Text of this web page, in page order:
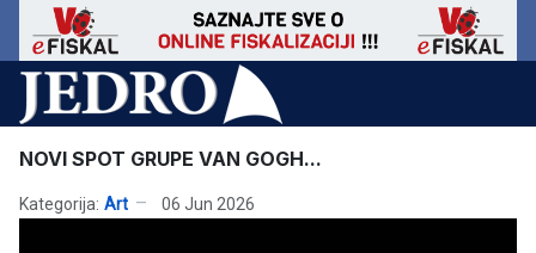
NOVI SPOT GRUPE VAN GOGH...
Kategorija: Art 06 Jun 2026